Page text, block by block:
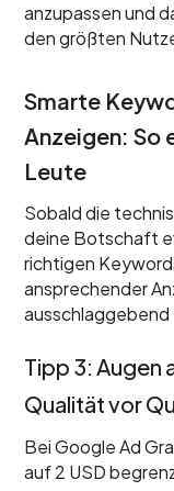
anzupassen und
den größten
Smarte
Anzeigen: So
Leute
Sobald die
deine Botschaft
richtigen
ansprechender
Tipp 3: Augen
Qualität vor
Bei Google Ad
auf 2 USD